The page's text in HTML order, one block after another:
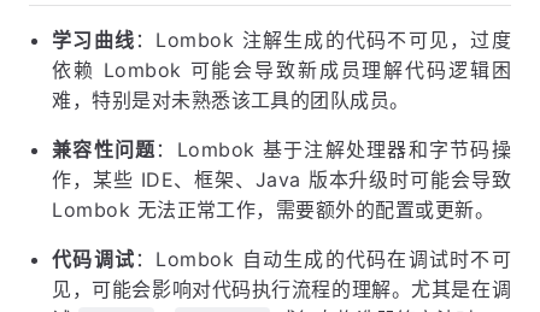
学习曲线 ：Lombok 注解生成的代码不可见，过度
依赖 Lombok 可能会导致新成员理解代码逻辑困
难，特别是对未熟悉该工具的团队成员。
兼容性问题：Lombok 基于注解处理器和字节码操
作，某些 IDE、框架、Java 版本升级时可能会导致
Lombok 无法正常工作，需要额外的配置或更新。
代码调试 ：Lombok 自动生成的代码在调试时不可
见，可能会影响对代码执行流程的理解。尤其是在调